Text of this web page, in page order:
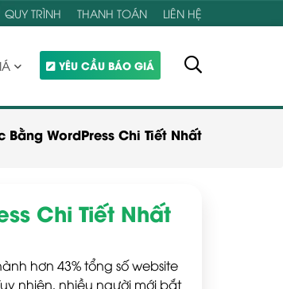
QUY TRÌNH THANH TOÁN LIÊN HỆ
YÊU CẦU BÁO GIÁ
Bằng WordPress Chi Tiết Nhất
Chi Tiết Nhất
hơn 43% tổng số website
nhiên, nhiều người mới bắt